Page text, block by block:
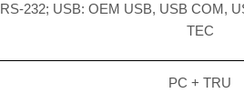
RS-232; USB: OEM USB, USB COM,
TEC
PC + TRU